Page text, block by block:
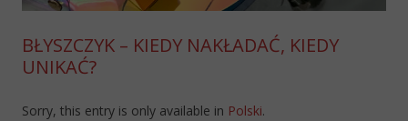
BŁYSZCZYK – KIEDY NAKŁADAĆ, KIEDY
UNIKAĆ?
Sorry, this entry is only available in Polski.